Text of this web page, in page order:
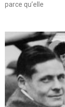
parce qu’elle